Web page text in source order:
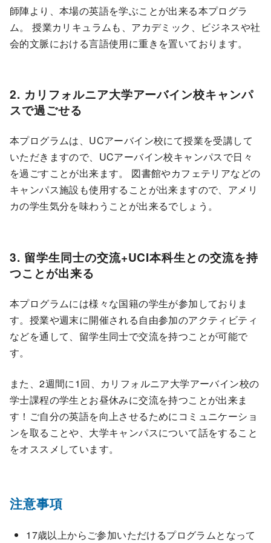
師陣より、本場の英語を学ぶことが出来る本プログラ
ム。 授業カリキュラムも、アカデミック、ビジネスや社
会的文脈における言語使用に重きを置いております。
2. カリフォルニア大学アーバイン校キャンパ
スで過ごせる
本プログラムは、UCアーバイン校にて授業を受講して
いただきますので、UCアーバイン校キャンパスで日々
を過ごすことが出来ます。 図書館やカフェテリアなどの
キャンパス施設も使用することが出来ますので、アメリ
カの学生気分を味わうことが出来るでしょう。
3. 留学生同士の交流+UCI本科生との交流を持
つことが出来る
本プログラムには様々な国籍の学生が参加しておりま
す。授業や週末に開催される自由参加のアクティビティ
などを通して、留学生同士で交流を持つことが可能で
す。
また、2週間に1回、カリフォルニア大学アーバイン校の
学士課程の学生とお昼休みに交流を持つことが出来ま
す！ご自分の英語を向上させるためにコミュニケーショ
ンを取ることや、大学キャンパスについて話をすること
をオススメしています。
注意事項
17歳以上からご参加いただけるプログラムとなって